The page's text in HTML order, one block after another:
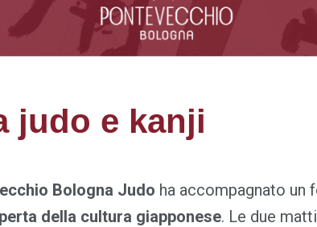
judo e kanji
Bologna Judo ha accompagnato un
della cultura giapponese. Le due